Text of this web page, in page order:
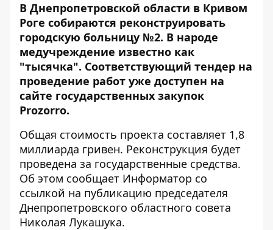
В Днепропетровской области в Кривом
Роге собираются реконструировать
городскую больницу №2. В народе
медучреждение известно как
"тысячка". Соответствующий тендер на
проведение работ уже доступен на
сайте государственных закупок
Prozorro.
Общая стоимость проекта составляет 1,8
миллиарда гривен. Реконструкция будет
проведена за государственные средства.
Об этом сообщает Информатор со
ссылкой на публикацию председателя
Днепропетровского областного совета
Николая Лукашука.